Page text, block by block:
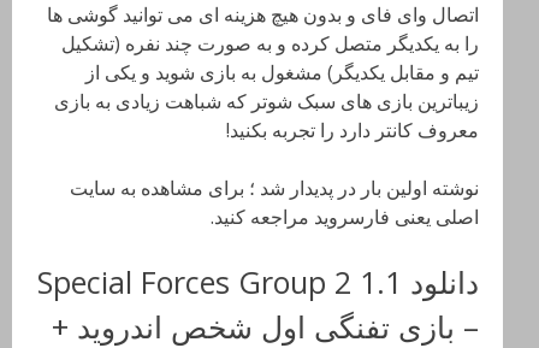
اتصال وای فای و بدون هیچ هزینه ای می توانید گوشی ها
را به یکدیگر متصل کرده و به صورت چند نفره (تشکیل
تیم و مقابل یکدیگر) مشغول به بازی شوید و یکی از
زیباترین بازی های سبک شوتر که شباهت زیادی به بازی
معروف کانتر دارد را تجربه بکنید!
نوشته اولین بار در پدیدار شد ؛ برای مشاهده به سایت
اصلی یعنی فارسروید مراجعه کنید.
دانلود Special Forces Group 2 1.1
– بازی تفنگی اول شخص اندروید +